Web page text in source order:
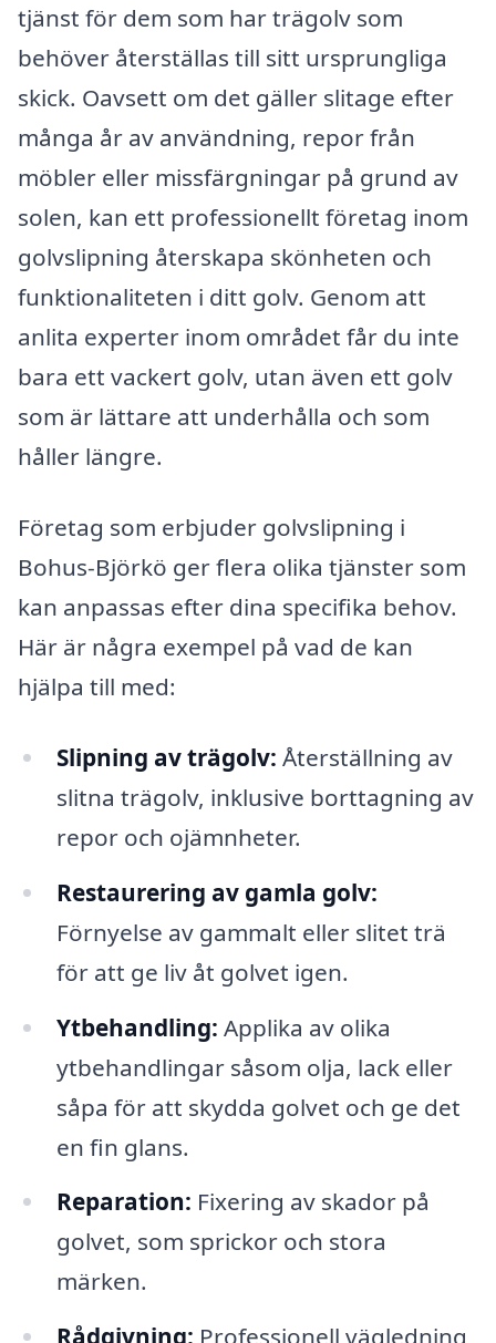
tjänst för dem som har trägolv som
behöver återställas till sitt ursprungliga
skick. Oavsett om det gäller slitage efter
många år av användning, repor från
möbler eller missfärgningar på grund av
solen, kan ett professionellt företag inom
golvslipning återskapa skönheten och
funktionaliteten i ditt golv. Genom att
anlita experter inom området får du inte
bara ett vackert golv, utan även ett golv
som är lättare att underhålla och som
håller längre.
Företag som erbjuder golvslipning i
Bohus-Björkö ger flera olika tjänster som
kan anpassas efter dina specifika behov.
Här är några exempel på vad de kan
hjälpa till med:
Slipning av trägolv: Återställning av
slitna trägolv, inklusive borttagning av
repor och ojämnheter.
Restaurering av gamla golv:
Förnyelse av gammalt eller slitet trä
för att ge liv åt golvet igen.
Ytbehandling: Applika av olika
ytbehandlingar såsom olja, lack eller
såpa för att skydda golvet och ge det
en fin glans.
Reparation: Fixering av skador på
golvet, som sprickor och stora
märken.
Rådgivning: Professionell vägledning